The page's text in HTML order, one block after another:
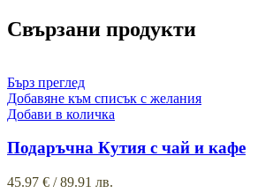
Свързани продукти
Бърз преглед
Добавяне към списък с желания
Добави в количка
Подаръчна Кутия с чай и кафе
45.97 € / 89.91 лв.